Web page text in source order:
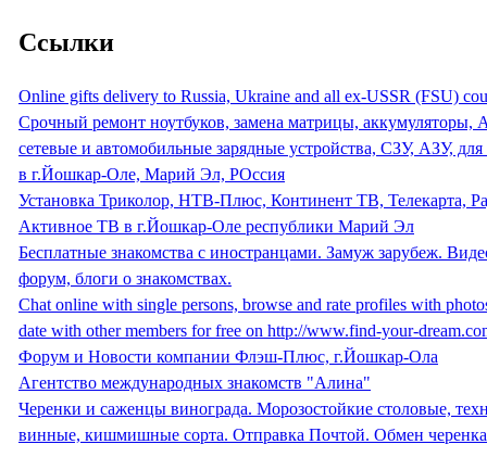
Ссылки
Online gifts delivery to Russia, Ukraine and all ex-USSR (FSU)
Срочный ремонт ноутбуков, замена матрицы, аккумуляторы,
сетевые и автомобильные зарядные устройства, СЗУ, АЗУ, для
в г.Йошкар-Оле, Марий Эл, РОссия
Установка Триколор, НТВ-Плюс, Континент ТВ, Телекарта,
Активное ТВ в г.Йошкар-Оле республики Марий Эл
Бесплатные знакомства с иностранцами. Замуж зарубеж.
форум, блоги о знакомствах.
Chat online with single persons, browse and rate profiles with
date with other members for free on http://www.find-your-
Форум и Новости компании Флэш-Плюс, г.Йошкар-Ола
Агентство международных знакомств "Алина"
Черенки и саженцы винограда. Морозостойкие столовые,
винные, кишмишные сорта. Отправка Почтой. Обмен